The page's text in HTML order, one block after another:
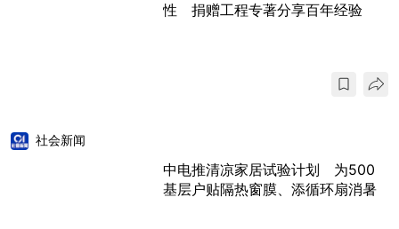
性 捐赠工程专著分享百年经验
社会新闻
中电推清凉家居试验计划 为500
基层户贴隔热窗膜、添循环扇消暑